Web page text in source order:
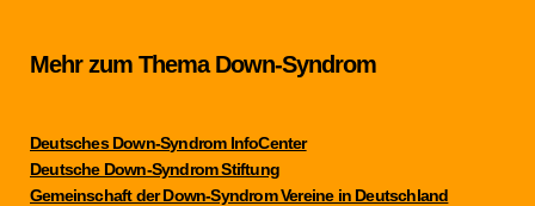
Mehr zum Thema Down-Syndrom
Deutsches Down-Syndrom InfoCenter
Deutsche Down-Syndrom Stiftung
Gemeinschaft der Down-Syndrom Vereine in Deutschland